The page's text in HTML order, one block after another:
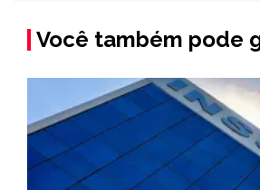
Você também pode